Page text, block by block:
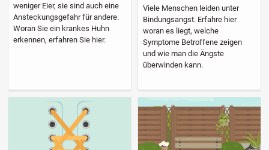
weniger Eier, sie sind auch eine
Ansteckungsgefahr für andere.
Woran Sie ein krankes Huhn
erkennen, erfahren Sie hier.
Viele Menschen leiden unter
Bindungsangst. Erfahre hier
woran es liegt, welche
Symptome Betroffene zeigen
und wie man die Ängste
überwinden kann.